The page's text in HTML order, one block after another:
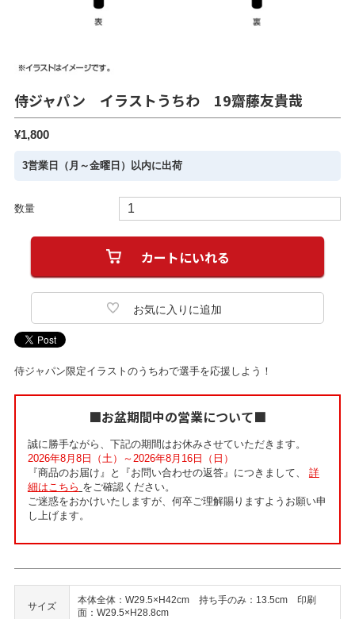
侍ジャパン イラストうちわ 19齋藤友貴哉
¥1,800
3営業日（月～金曜日）以内に出荷
数量
侍ジャパン限定イラストのうちわで選手を応援しよう！
■お盆期間中の営業について■
誠に勝手ながら、下記の期間はお休みさせていただきます。
2026年8月8日（土）～2026年8月16日（日）
『商品のお届け』と『お問い合わせの返答』につきまして、 詳
細はこちら をご確認ください。
ご迷惑をおかけいたしますが、何卒ご理解賜りますようお願い申
し上げます。
サイズ
本体全体：W29.5×H42cm 持ち手のみ：13.5cm 印刷
面：W29.5×H28.8cm